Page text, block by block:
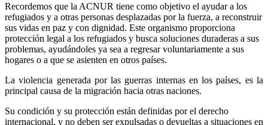
Recordemos que la ACNUR tiene como objetivo el ayudar a los
refugiados y a otras personas desplazadas por la fuerza, a reconstruir
sus vidas en paz y con dignidad. Este organismo proporciona
protección legal a los refugiados y busca soluciones duraderas a sus
problemas, ayudándoles ya sea a regresar voluntariamente a sus
hogares o a que se asienten en otros países.
La violencia generada por las guerras internas en los países, es la
principal causa de la migración hacia otras naciones.
Su condición y su protección están definidas por el derecho
internacional, y no deben ser expulsadas o devueltas a situaciones en